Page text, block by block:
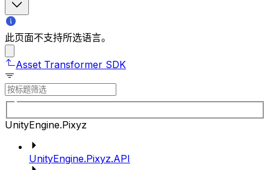
此页面不支持所选语言。
Asset Transformer SDK
UnityEngine.Pixyz
UnityEngine.Pixyz.API